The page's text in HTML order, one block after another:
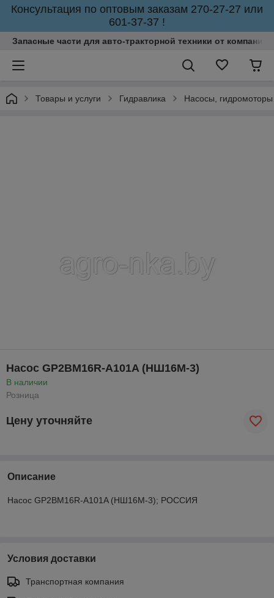
Консультация по оптовым заказам 270-27-27 или
601-37-37 !
Запасные части для авто-тракторной техники от
Товары и услуги Гидравлика Насосы, гидромоторы
Насос GP2BM16R-A101A (НШ16М-3)
В наличии
Розница
Цену уточняйте
Описание
Насос GP2BM16R-A101A (НШ16М-3); РОССИЯ
Условия доставки
Транспортная компания